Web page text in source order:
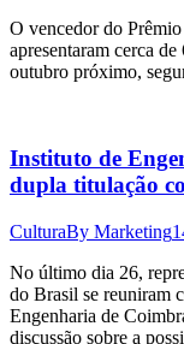
O vencedor do
apresentaram cerca
outubro próximo,
Instituto de
dupla titulação
CulturaBy Marketing
No último dia 26,
do Brasil se reuniram
Engenharia de
discussão sobre a